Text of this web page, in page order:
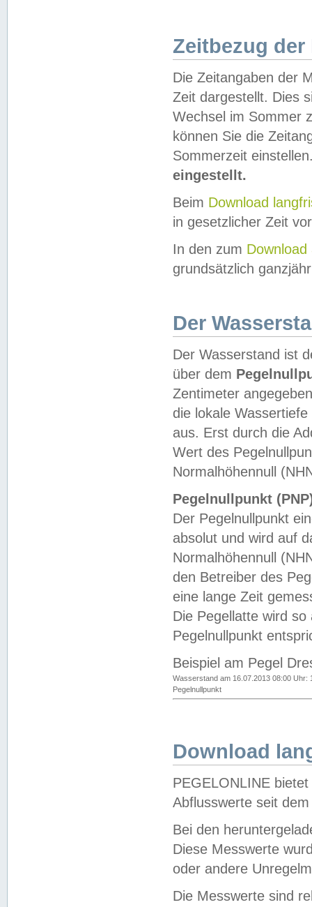
Zeitbezug der
Die Zeitangaben der
Zeit dargestellt. Dies
Wechsel im Sommer
können Sie die
Sommerzeit
eingestellt.
Beim Download
in gesetzlicher Zeit
In den zum Download
grundsätzlich
Der
Der Wasserstand ist
über dem
Zentimeter
die lokale
aus. Erst durch die
Wert des
Normalhöhennull
Pegelnullpunkt
Der Pegelnullpunkt
absolut und wird auf
Normalhöhennull
den Betreiber des
eine lange Zeit
Die Pegellatte wird
Pegelnullpunkt
Beispiel am Pegel
Wasserstand am 16.07.2013 08:00 Uhr:
Pegelnullpunkt
Download
PEGELONLINE
Abflusswerte seit
Bei den
Diese Messwerte
oder andere
Die Messwerte sind